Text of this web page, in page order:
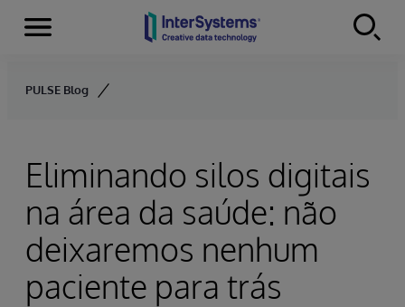
Skip to content
Menu
PULSE Blog
Eliminando silos digitais
na área da saúde: não
deixaremos nenhum
paciente para trás